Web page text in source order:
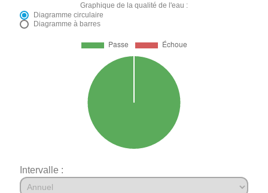
Graphique de la qualité de l'eau :
Diagramme circulaire
Diagramme à barres
Intervalle :